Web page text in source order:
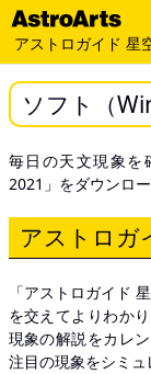
アストロガイド 星
ソフト（
毎日の天文現象を
2021」をダウンロ
アストロガ
「アストロガイド
を交えてよりわか
現象の解説をカレ
注目の現象をシミュ